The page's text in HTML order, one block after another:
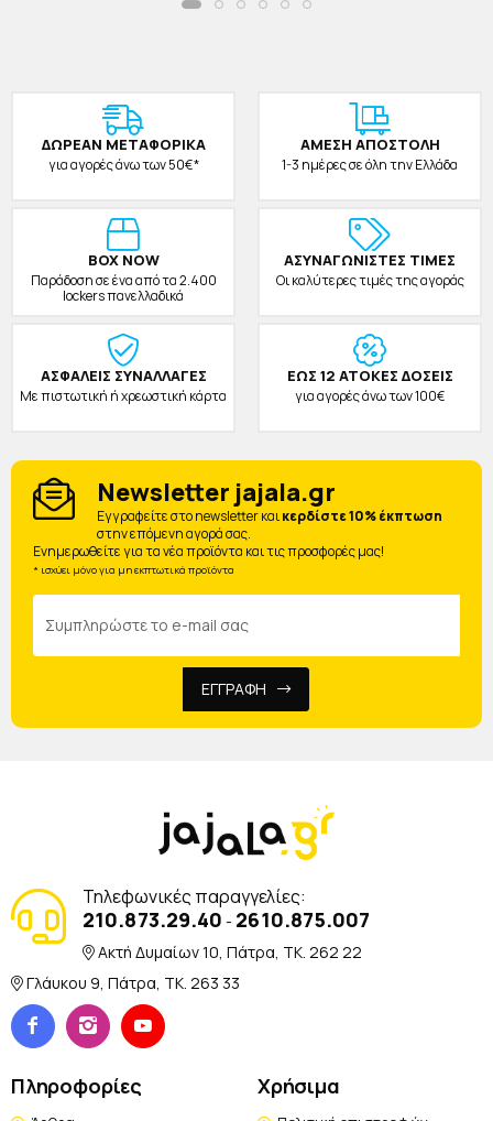
ΔΩΡΕAΝ ΜΕΤΑΦΟΡΙΚΑ
για αγορές άνω των 50€*
ΑΜΕΣΗ ΑΠΟΣΤΟΛΗ
1-3 ημέρες σε όλη την Ελλάδα
BOX NOW
Παράδοση σε ένα από τα 2.400
lockers πανελλαδικά
ΑΣΥΝΑΓΩΝΙΣΤΕΣ ΤΙΜΕΣ
Οι καλύτερες τιμές της αγοράς
ΑΣΦΑΛΕΙΣ ΣΥΝΑΛΛΑΓΕΣ
Με πιστωτική ή χρεωστική κάρτα
ΕΩΣ 12 ΑΤΟΚΕΣ ΔΟΣΕΙΣ
για αγορές άνω των 100€
Newsletter jajala.gr
Eγγραφείτε στο newsletter καικερδίστε 10% έκπτωση
στην επόμενη αγορά σας.
Ενημερωθείτε για τα νέα προϊόντα και τις προσφορές μας!
* ισχύει μόνο για μη εκπτωτικά προϊόντα
ΕΓΓΡΑΦΗ
Τηλεφωνικές παραγγελίες:
210.873.29.40 - 2610.875.007
Ακτή Δυμαίων 10, Πάτρα, TK. 262 22
Γλάυκου 9, Πάτρα, TK. 263 33
Πληροφορίες Χρήσιμα